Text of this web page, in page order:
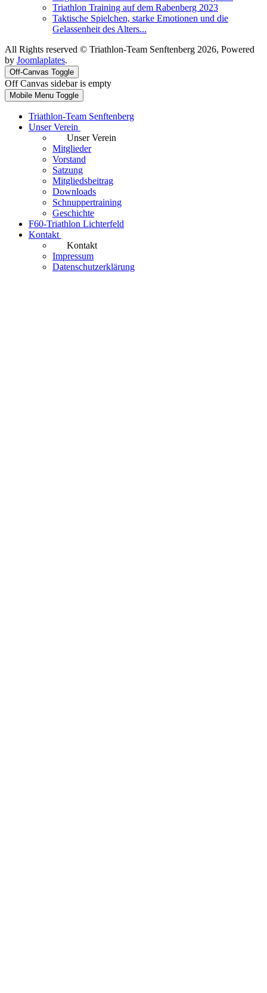
Triathlon Training auf dem Rabenberg 2023
Taktische Spielchen, starke Emotionen und die
Gelassenheit des Alters...
All Rights reserved © Triathlon-Team Senftenberg 2026, Powered
by Joomlaplates.
Off-Canvas Toggle
Off Canvas sidebar is empty
Mobile Menu Toggle
Triathlon-Team Senftenberg
Unser Verein
Unser Verein
Mitglieder
Vorstand
Satzung
Mitgliedsbeitrag
Downloads
Schnuppertraining
Geschichte
F60-Triathlon Lichterfeld
Kontakt
Kontakt
Impressum
Datenschutzerklärung